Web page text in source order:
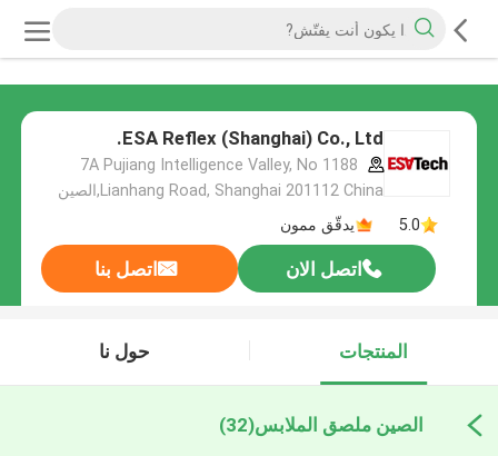
ESA Reflex (Shanghai) Co., Ltd.
7A Pujiang Intelligence Valley, No 1188
Lianhang Road, Shanghai 201112 China,الصين
5.0
يدقّق ممون
اتصل الان اتصل بنا
المنتجات حول نا
الصين ملصق الملابس(32)